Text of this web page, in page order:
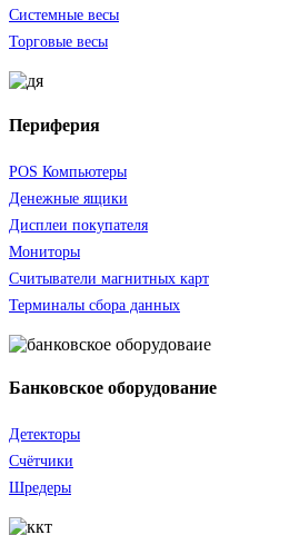
Системные весы
Торговые весы
Периферия
POS Компьютеры
Денежные ящики
Дисплеи покупателя
Мониторы
Считыватели магнитных карт
Терминалы сбора данных
Банковское оборудование
Детекторы
Счётчики
Шредеры